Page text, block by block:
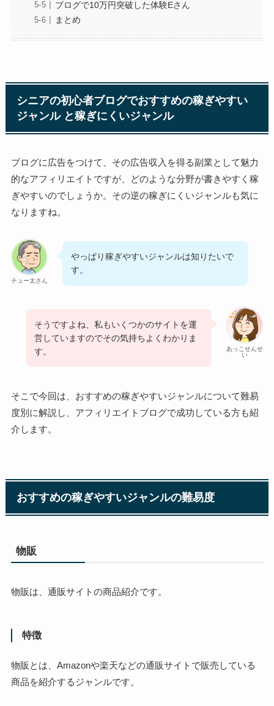
ブログで10万円突破した体験Eさん
まとめ
シニアの初心者ブログでおすすめの稼ぎやすい
ジャンル と稼ぎにくいジャンル
ブログに広告をつけて、その広告収入を得る副業として魅力
的なアフィリエイトですが、どのような分野が書きやすく稼
ぎやすいのでしょうか。その逆の稼ぎにくいジャンルも気に
なりますね。
チュー太さん
やっぱり稼ぎやすいジャンルは知りたいで
す。
あっこせんせ
い
そうですよね、私もいくつかのサイトを運
営していますのでその気持ちよくわかりま
す。
そこで今回は、おすすめの稼ぎやすいジャンルについて難易
度別に解説し、アフィリエイトブログで成功している方も紹
介します。
おすすめの稼ぎやすいジャンルの難易度
物販
物販は、通販サイトの商品紹介です。
特徴
物販とは、Amazonや楽天などの通販サイトで販売している
商品を紹介するジャンルです。